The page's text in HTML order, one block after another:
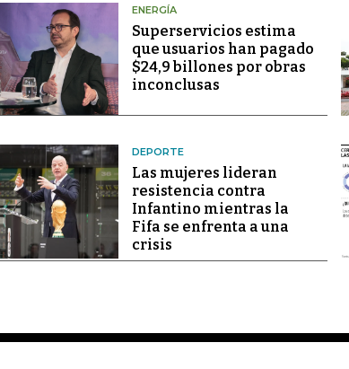
ENERGÍA
Superservicios estima
que usuarios han pagado
$24,9 billones por obras
inconclusas
DEPORTE
Las mujeres lideran
resistencia contra
Infantino mientras la
Fifa se enfrenta a una
crisis